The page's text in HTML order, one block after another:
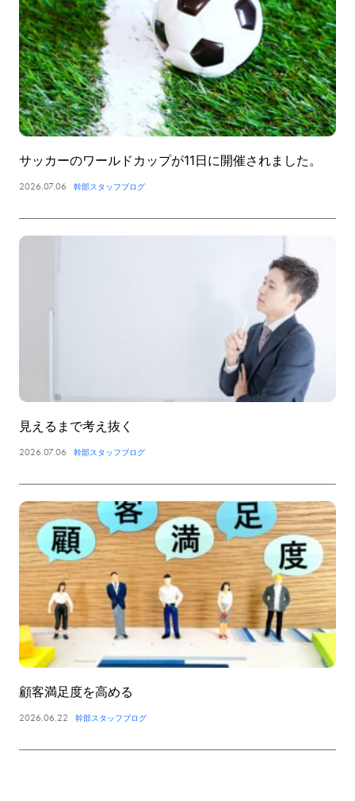
サッカーのワールドカップが11日に開催されました。
2026.07.06 幹部スタッフブログ
見えるまで考え抜く
2026.07.06 幹部スタッフブログ
顧客満足度を高める
2026.06.22 幹部スタッフブログ